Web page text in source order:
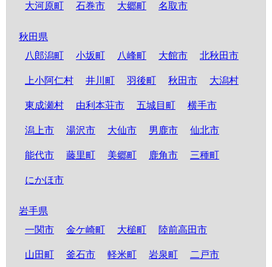
大河原町 石巻市 大郷町 名取市
秋田県
八郎潟町
小坂町 八峰町 大館市 北秋田市
上小阿仁村 井川町 羽後町 秋田市 大潟村
東成瀬村 由利本荘市 五城目町 横手市
潟上市 湯沢市 大仙市 男鹿市 仙北市
能代市 藤里町 美郷町 鹿角市 三種町
にかほ市
岩手県
一関市
金ケ崎町 大槌町 陸前高田市
山田町 釜石市 軽米町 岩泉町 二戸市